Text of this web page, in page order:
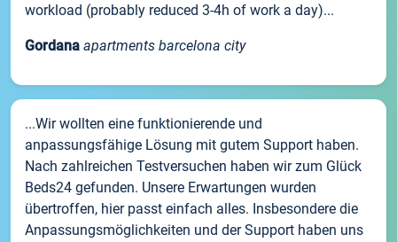
workload (probably reduced 3-4h of work a day)...
Gordana apartments barcelona city
...Wir wollten eine funktionierende und
anpassungsfähige Lösung mit gutem Support haben.
Nach zahlreichen Testversuchen haben wir zum Glück
Beds24 gefunden. Unsere Erwartungen wurden
übertroffen, hier passt einfach alles. Insbesondere die
Anpassungsmöglichkeiten und der Support haben uns